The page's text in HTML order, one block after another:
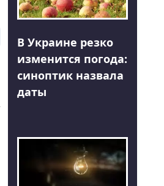
В Украине резко
изменится погода:
синоптик назвала
даты